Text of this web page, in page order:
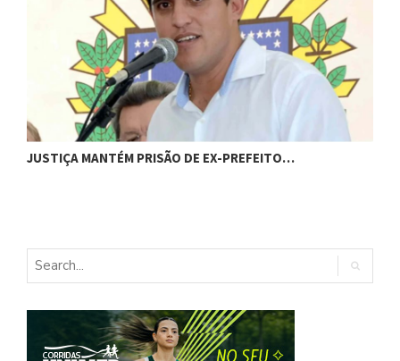
JUSTIÇA MANTÉM PRISÃO DE EX-PREFEITO…